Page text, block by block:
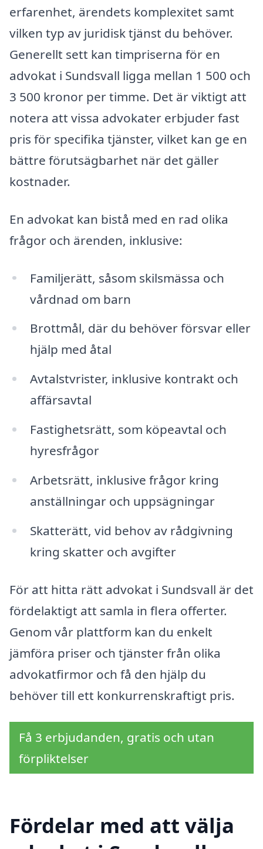
erfarenhet, ärendets komplexitet samt
vilken typ av juridisk tjänst du behöver.
Generellt sett kan timpriserna för en
advokat i Sundsvall ligga mellan 1 500 och
3 500 kronor per timme. Det är viktigt att
notera att vissa advokater erbjuder fast
pris för specifika tjänster, vilket kan ge en
bättre förutsägbarhet när det gäller
kostnader.
En advokat kan bistå med en rad olika
frågor och ärenden, inklusive:
Familjerätt, såsom skilsmässa och
vårdnad om barn
Brottmål, där du behöver försvar eller
hjälp med åtal
Avtalstvrister, inklusive kontrakt och
affärsavtal
Fastighetsrätt, som köpeavtal och
hyresfrågor
Arbetsrätt, inklusive frågor kring
anställningar och uppsägningar
Skatterätt, vid behov av rådgivning
kring skatter och avgifter
För att hitta rätt advokat i Sundsvall är det
fördelaktigt att samla in flera offerter.
Genom vår plattform kan du enkelt
jämföra priser och tjänster från olika
advokatfirmor och få den hjälp du
behöver till ett konkurrenskraftigt pris.
Få 3 erbjudanden, gratis och utan
förpliktelser
Fördelar med att välja